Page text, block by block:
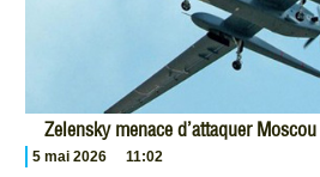
Zelensky menace d’attaquer
5 mai 2026 11:02